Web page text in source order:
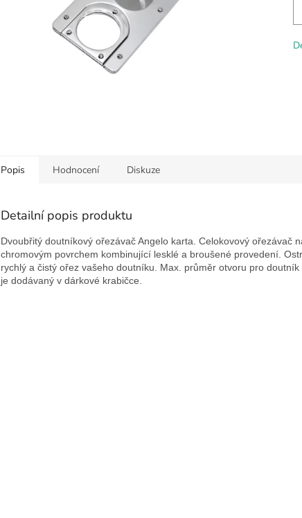
Popis Hodnocení Diskuze
Detailní popis produktu
Dvoubřitý doutníkový ořezávač Angelo karta. Celokovový ořezávač
chromovým povrchem kombinující lesklé a broušené provedení.
rychlý a čistý ořez vašeho doutníku. Max. průměr otvoru pro
je dodávaný v dárkové krabičce.